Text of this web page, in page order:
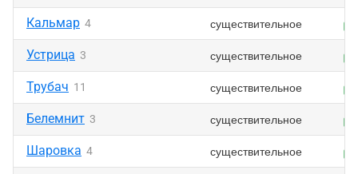
Кальмар 4 существительное
Устрица 3 существительное
Трубач 11 существительное
Белемнит 3 существительное
Шаровка 4 существительное